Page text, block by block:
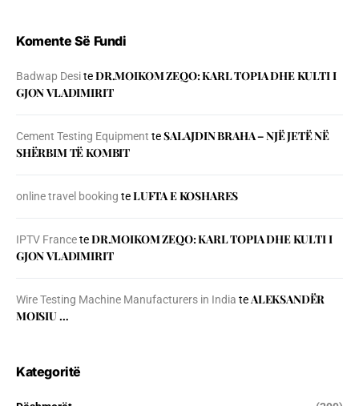
Komente Së Fundi
Badwap DesiteDR.MOIKOM ZEQO: KARL TOPIA DHE KULTI I
GJON VLADIMIRIT
Cement Testing Equipment teSALAJDIN BRAHA – NJЁ JETЁ NЁ
SHЁRBIM TЁ KOMBIT
online travel booking teLUFTA E KOSHARES
IPTV FranceteDR.MOIKOM ZEQO: KARL TOPIA DHE KULTI I
GJON VLADIMIRIT
Wire Testing Machine Manufacturers in India teALEKSANDËR
MOISIU …
Kategoritë